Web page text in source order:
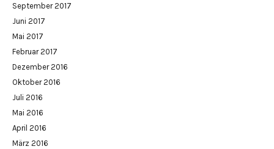
September 2017
Juni 2017
Mai 2017
Februar 2017
Dezember 2016
Oktober 2016
Juli 2016
Mai 2016
April 2016
März 2016